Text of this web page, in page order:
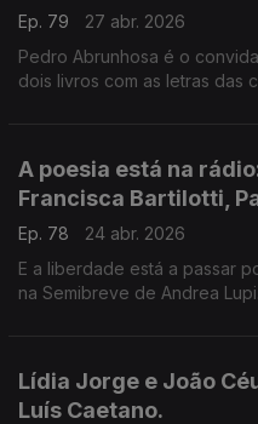
Ep. 79
27 abr. 2026
Pedro Abrunhosa é o
dois livros com as letras das
A poesia está na
Francisca Bartilotti,
Ep. 78
24 abr. 2026
E a liberdade está a passar
na Semibreve de Andrea
Lídia Jorge e João
Luís Caetano.